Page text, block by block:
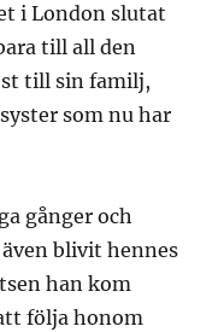
i London slutat
till all den
till sin familj,
som nu har
gånger och
blivit hennes
han kom
följa honom